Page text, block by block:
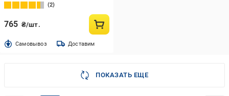
2
765 ₴/шт.
Cамовывоз Доставим
ПОКАЗАТЬ ЕЩЕ